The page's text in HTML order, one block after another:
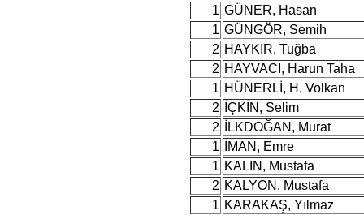
1 GÜNER, Hasan
1 GÜNGÖR, Semih
2 HAYKIR, Tuğba
2 HAYVACI, Harun Taha
1 HÜNERLİ, H. Volkan
2
İÇKİN, Selim
2
İLKDOĞAN, Murat
1
İMAN, Emre
1 KALIN, Mustafa
2 KALYON, Mustafa
1 KARAKAŞ, Yılmaz